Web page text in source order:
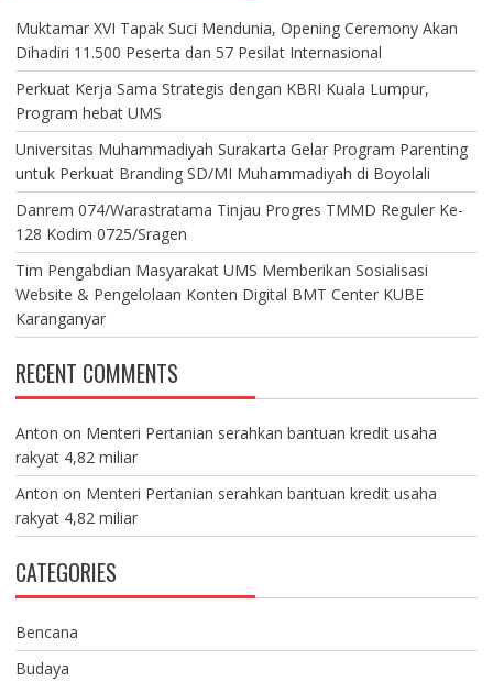
Muktamar XVI Tapak Suci Mendunia, Opening Ceremony Akan
Dihadiri 11.500 Peserta dan 57 Pesilat Internasional
Perkuat Kerja Sama Strategis dengan KBRI Kuala Lumpur,
Program hebat UMS
Universitas Muhammadiyah Surakarta Gelar Program Parenting
untuk Perkuat Branding SD/MI Muhammadiyah di Boyolali
Danrem 074/Warastratama Tinjau Progres TMMD Reguler Ke-
128 Kodim 0725/Sragen
Tim Pengabdian Masyarakat UMS Memberikan Sosialisasi
Website & Pengelolaan Konten Digital BMT Center KUBE
Karanganyar
RECENT COMMENTS
Anton on Menteri Pertanian serahkan bantuan kredit usaha
rakyat 4,82 miliar
Anton on Menteri Pertanian serahkan bantuan kredit usaha
rakyat 4,82 miliar
CATEGORIES
Bencana
Budaya